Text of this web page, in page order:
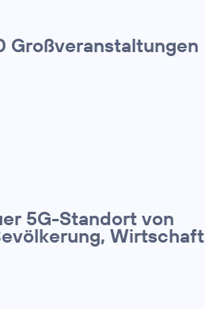
Großveranstaltungen
5G-Standort von
Wirtschaft